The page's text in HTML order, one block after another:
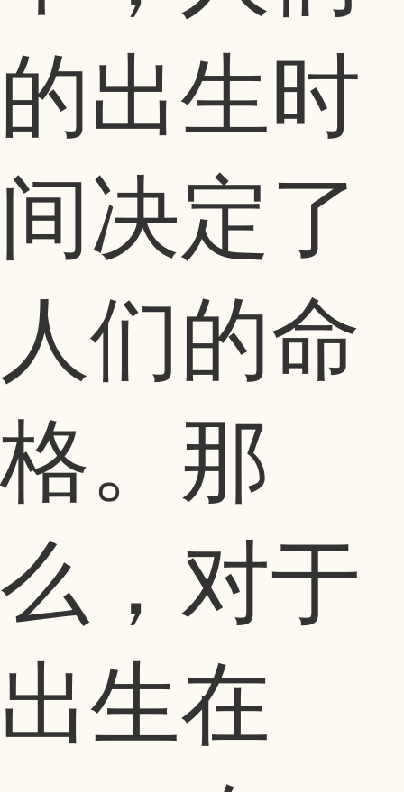
的出生时
间决定了
人们的命
格。那
么，对于
出生在